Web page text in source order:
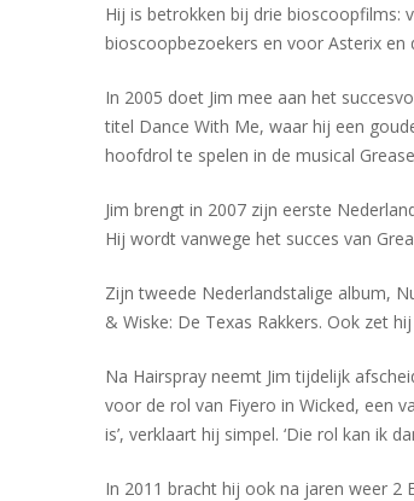
Hij is betrokken bij drie bioscoopfilms:
bioscoopbezoekers en voor Asterix
In 2005 doet Jim mee aan het
titel Dance With Me, waar hij een
hoofdrol te spelen in de musical
Jim brengt in 2007 zijn eerste
Hij wordt vanwege het succes van
Zijn tweede Nederlandstalige album,
& Wiske: De Texas Rakkers. Ook zet
Na Hairspray neemt Jim tijdelijk
voor de rol van Fiyero in Wicked, een
is’, verklaart hij simpel. ‘Die rol kan ik
In 2011 bracht hij ook na jaren weer 2